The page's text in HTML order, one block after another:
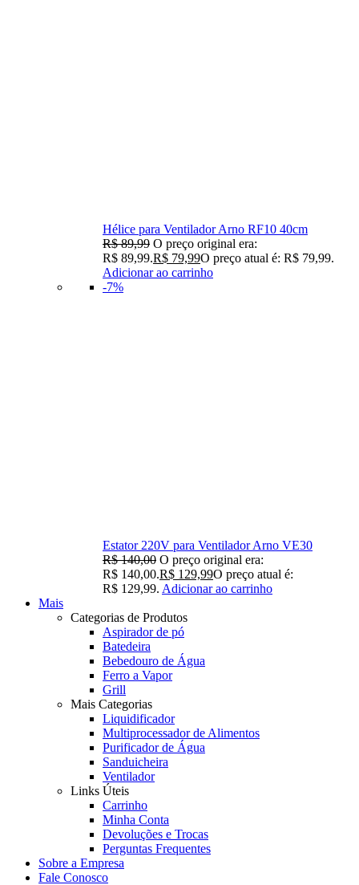
Hélice para Ventilador Arno RF10 40cm
R$89,99 O preço original era:
R$ 89,99.R$ 79,99O preço atual é: R$ 79,99.
Adicionar ao carrinho
-7%
Estator 220V para Ventilador Arno VE30
R$140,00 O preço original era:
R$ 140,00.R$ 129,99O preço atual é:
R$ 129,99. Adicionar ao carrinho
Mais
Categorias de Produtos
Aspirador de pó
Batedeira
Bebedouro de Água
Ferro a Vapor
Grill
Mais Categorias
Liquidificador
Multiprocessador de Alimentos
Purificador de Água
Sanduicheira
Ventilador
Links Úteis
Carrinho
Minha Conta
Devoluções e Trocas
Perguntas Frequentes
Sobre a Empresa
Fale Conosco